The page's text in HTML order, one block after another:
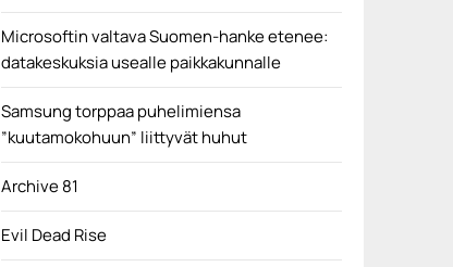
Microsoftin valtava Suomen-hanke etenee:
datakeskuksia usealle paikkakunnalle
Samsung torppaa puhelimiensa
”kuutamokohuun” liittyvät huhut
Archive 81
Evil Dead Rise